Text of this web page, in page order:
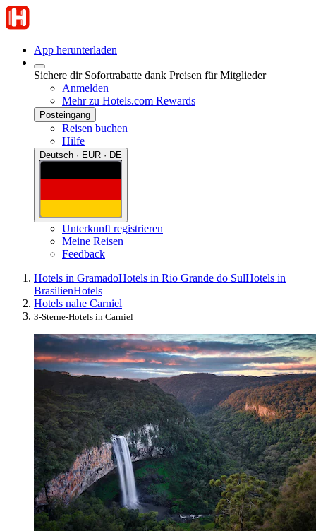
App herunterladen
Sichere dir Sofortrabatte dank Preisen für Mitglieder
Anmelden
Mehr zu Hotels.com Rewards
Posteingang
Reisen buchen
Hilfe
Deutsch · EUR · DE
Unterkunft registrieren
Meine Reisen
Feedback
Hotels in GramadoHotels in Rio Grande do SulHotels in
BrasilienHotels
Hotels nahe Carniel
3-Sterne-Hotels in Carniel